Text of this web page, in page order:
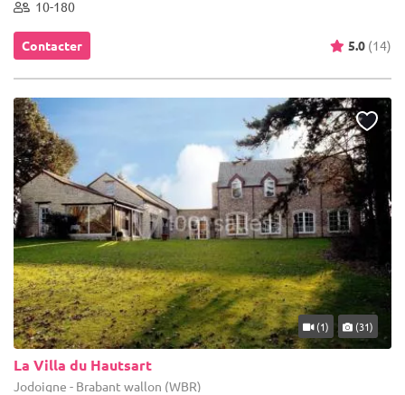
10-180
Contacter 5.0 (14)
(1) (31)
La Villa du Hautsart
Jodoigne - Brabant wallon (WBR)